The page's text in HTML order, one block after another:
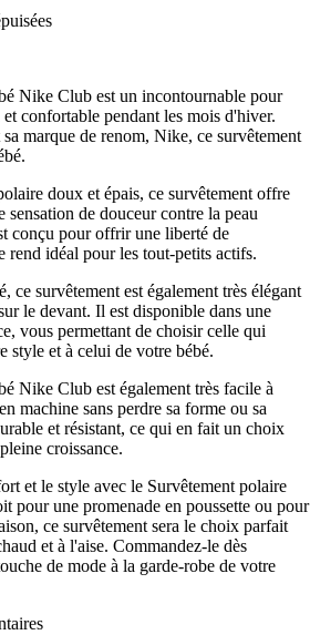
Nike Club est un incontournable pour
confortable pendant les mois d'hiver.
marque de renom, Nike, ce survêtement
doux et épais, ce survêtement offre
sensation de douceur contre la peau
conçu pour offrir une liberté de
rend idéal pour les tout-petits actifs.
ce survêtement est également très élégant
le devant. Il est disponible dans une
vous permettant de choisir celle qui
style et à celui de votre bébé.
Nike Club est également très facile à
machine sans perdre sa forme ou sa
et résistant, ce qui en fait un choix
croissance.
et le style avec le Survêtement polaire
pour une promenade en poussette ou pour
ce survêtement sera le choix parfait
et à l'aise. Commandez-le dès
de mode à la garde-robe de votre